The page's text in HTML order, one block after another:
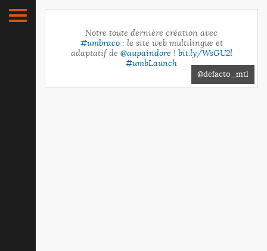
Notre toute dernière création avec
#umbraco: le site web multilingue et
adaptatif de @aupaindore ! bit.ly/WsGU2l
#umbLaunch
@defacto_mtl